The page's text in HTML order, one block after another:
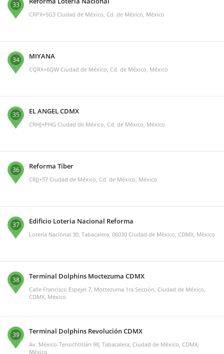
33
CRPX+5G3 Ciudad de México, Cd. de México, México
34 MIYANA
CQRX+6QW Ciudad de México, Cd. de México, México
35 EL ANGEL CDMX
CRHJ+PHG Ciudad de México, Cd. de México, México
36 Reforma Tiber
CRJJ+57 Ciudad de México, Cd. de México, México
37 Edificio Loteria Nacional Reforma
Lotería Nacional 30, Tabacalera, 06030 Ciudad de México, CDMX, México
38 Terminal Dolphins Moctezuma CDMX
Calle Francisco Espejel 7, Moctezuma 1ra Sección, Ciudad de México,
CDMX, México
39 Terminal Dolphins Revolución CDMX
Av. México-Tenochtitlán 98, Tabacalera, Ciudad de México, CDMX,
México